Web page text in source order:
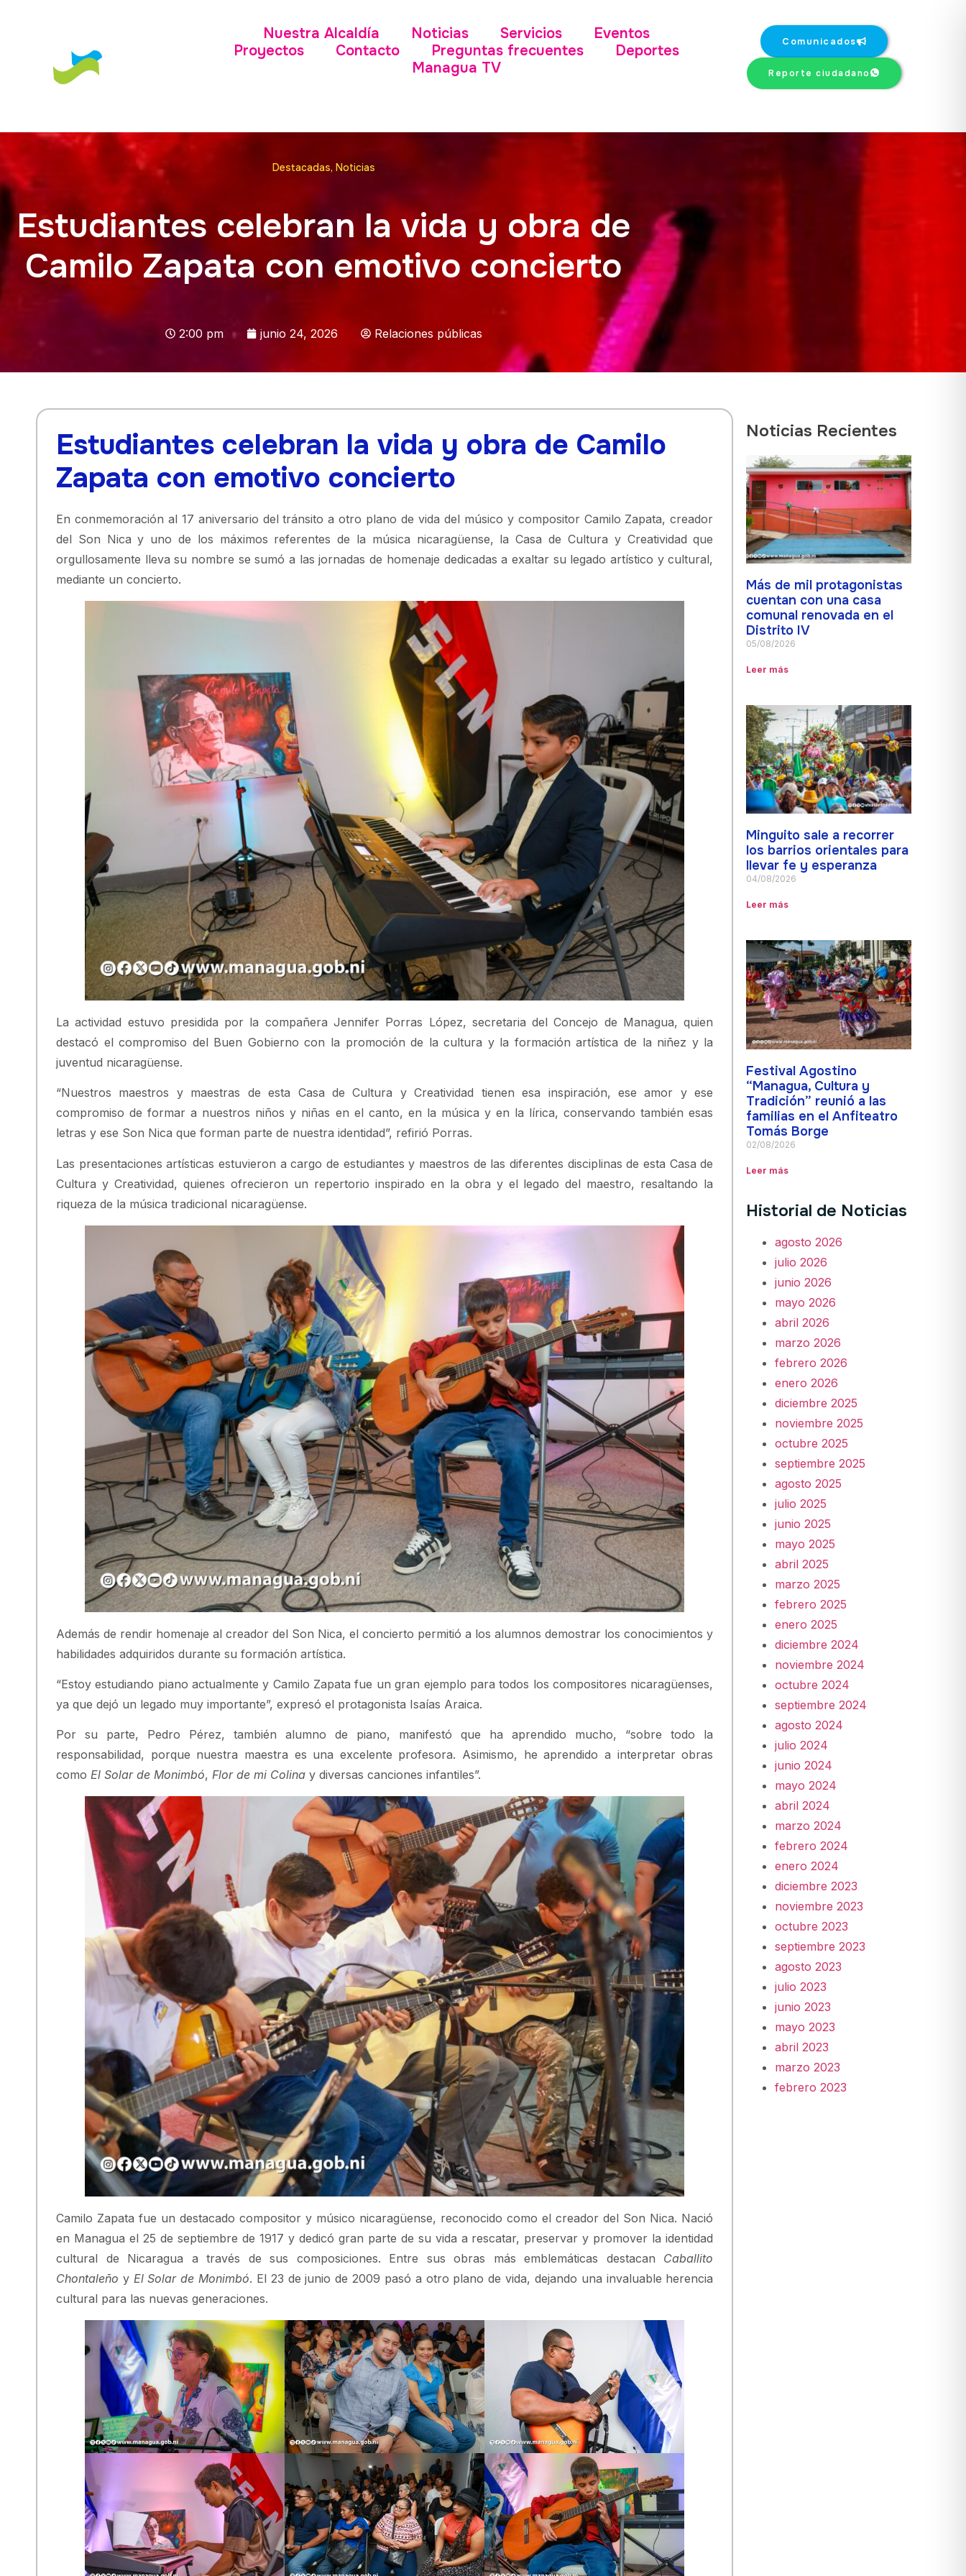
Nuestra Alcaldía Noticias Servicios
Eventos
Proyectos
Contacto Preguntas frecuentes
Deportes
Managua TV
Comunicados
Reporte ciudadano
Destacadas, Noticias
Estudiantes celebran la vida y obra de
Camilo Zapata con emotivo concierto
2:00 pm junio 24, 2026 Relaciones públicas
Estudiantes celebran la vida y obra de Camilo
Zapata con emotivo concierto
En conmemoración al 17 aniversario del tránsito a otro plano de vida del músico y compositor Camilo Zapata, creador
del Son Nica y uno de los máximos referentes de la música nicaragüense, la Casa de Cultura y Creatividad que
orgullosamente lleva su nombre se sumó a las jornadas de homenaje dedicadas a exaltar su legado artístico y cultural,
mediante un concierto.
La actividad estuvo presidida por la compañera Jennifer Porras López, secretaria del Concejo de Managua, quien
destacó el compromiso del Buen Gobierno con la promoción de la cultura y la formación artística de la niñez y la
juventud nicaragüense.
“Nuestros maestros y maestras de esta Casa de Cultura y Creatividad tienen esa inspiración, ese amor y ese
compromiso de formar a nuestros niños y niñas en el canto, en la música y en la lírica, conservando también esas
letras y ese Son Nica que forman parte de nuestra identidad”, refirió Porras.
Las presentaciones artísticas estuvieron a cargo de estudiantes y maestros de las diferentes disciplinas de esta Casa de
Cultura y Creatividad, quienes ofrecieron un repertorio inspirado en la obra y el legado del maestro, resaltando la
riqueza de la música tradicional nicaragüense.
Además de rendir homenaje al creador del Son Nica, el concierto permitió a los alumnos demostrar los conocimientos y
habilidades adquiridos durante su formación artística.
“Estoy estudiando piano actualmente y Camilo Zapata fue un gran ejemplo para todos los compositores nicaragüenses,
ya que dejó un legado muy importante”, expresó el protagonista Isaías Araica.
Por su parte, Pedro Pérez, también alumno de piano, manifestó que ha aprendido mucho, “sobre todo la
responsabilidad, porque nuestra maestra es una excelente profesora. Asimismo, he aprendido a interpretar obras
como El Solar de Monimbó, Flor de mi Colina y diversas canciones infantiles”.
Camilo Zapata fue un destacado compositor y músico nicaragüense, reconocido como el creador del Son Nica. Nació
en Managua el 25 de septiembre de 1917 y dedicó gran parte de su vida a rescatar, preservar y promover la identidad
cultural de Nicaragua a través de sus composiciones. Entre sus obras más emblemáticas destacan Caballito
Chontaleño y El Solar de Monimbó. El 23 de junio de 2009 pasó a otro plano de vida, dejando una invaluable herencia
cultural para las nuevas generaciones.
Noticias Recientes
Más de mil protagonistas
cuentan con una casa
comunal renovada en el
Distrito IV
05/08/2026
Leer más
Minguito sale a recorrer
los barrios orientales para
llevar fe y esperanza
04/08/2026
Leer más
Festival Agostino
“Managua, Cultura y
Tradición” reunió a las
familias en el Anfiteatro
Tomás Borge
02/08/2026
Leer más
Historial de Noticias
agosto 2026
julio 2026
junio 2026
mayo 2026
abril 2026
marzo 2026
febrero 2026
enero 2026
diciembre 2025
noviembre 2025
octubre 2025
septiembre 2025
agosto 2025
julio 2025
junio 2025
mayo 2025
abril 2025
marzo 2025
febrero 2025
enero 2025
diciembre 2024
noviembre 2024
octubre 2024
septiembre 2024
agosto 2024
julio 2024
junio 2024
mayo 2024
abril 2024
marzo 2024
febrero 2024
enero 2024
diciembre 2023
noviembre 2023
octubre 2023
septiembre 2023
agosto 2023
julio 2023
junio 2023
mayo 2023
abril 2023
marzo 2023
febrero 2023